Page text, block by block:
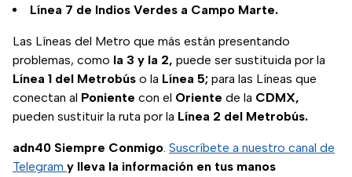
Línea 7 de Indios Verdes a Campo Marte.
Las Líneas del Metro que más están presentando
problemas, como la 3 y la 2, puede ser sustituida por la
Línea 1 del Metrobús o la Línea 5; para las Líneas que
conectan al Poniente con el Oriente de la CDMX,
pueden sustituir la ruta por la Línea 2 del Metrobús.
adn40 Siempre Conmigo. Suscríbete a nuestro canal de
Telegram y lleva la información en tus manos